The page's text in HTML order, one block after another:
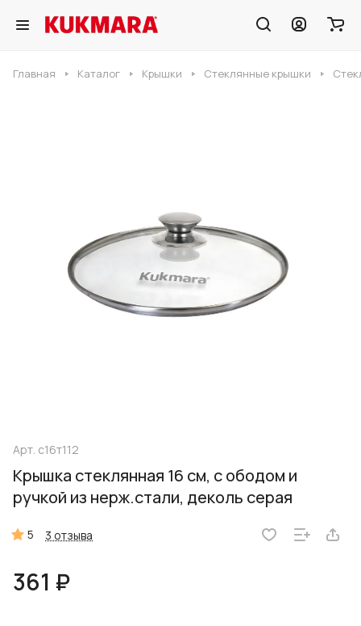
Главная Каталог Крышки Стеклянные крышки
Арт. с16т112
Крышка стеклянная 16 см, с ободом и
ручкой из нерж.стали, деколь серая
5 3 отзыва
361 ₽